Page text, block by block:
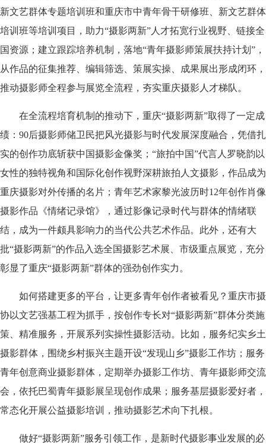
新文艺群体专题培训班和重庆市中青年骨干研修班、新文艺群体
培训班等培训项目，助力“摄影两新”人才拓宽行业视野、链接全
国资源；建立跟踪培养机制，落地“青年摄影师策展扶持计划”，
从作品的征集推荐、编辑筛选、策展实操、成果展出形成闭环，
推动摄影师全程参与展览全流程，夯实重庆摄影人才梯队。
在全流程培育机制的推动下，重庆“摄影两新”取得了一定成
绩：90后摄影师储卫民把风光摄影与时代发展深度融合，凭借扎
实的创作功底斩获中国摄影金像奖；“旅拍中国”代言人罗晓韵以
女性的独特视角和国际化创作视野深耕旅拍人文摄影，作品成为
重庆摄影对外传播的名片；青年艺术家黎光波历时12年创作肖像
摄影作品《情绪记录馆》，通过影像记录时代与群体的情绪联
结，成为一件颇具影响力的当代公共艺术作品。此外，还有大
批“摄影两新”的作品入选全国摄影艺术展、市级重点展览，充分
彰显了重庆“摄影两新”群体的强劲创作实力。
如何搭建更多的平台，让更多青年创作者被看见？重庆市摄
协以文艺强基工程为抓手，按创作专长对“摄影两新”群体分类施
策、精准服务，开展系列实操性摄影活动。比如，服务纪实乡土
摄影群体，围绕乡村振兴主题开设“发现山乡”摄影工作坊；服务
青年创意商业摄影群体，定期举办摄影工作坊、青年摄影师交流
会，依托巴蜀青年摄影展呈现创作成果；服务基层摄影爱好者，
常态化开展公益摄影培训，推动摄影艺术向下扎根。
做好“摄影两新”服务引领工作，是新时代摄影事业发展的必